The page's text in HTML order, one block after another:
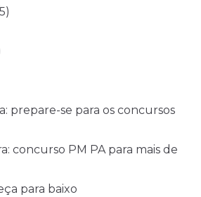
prepare-se para os concursos
concurso PM PA para mais de
para baixo